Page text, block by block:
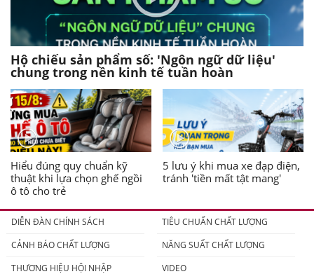
Hộ chiếu sản phẩm số: 'Ngôn ngữ dữ liệu'
chung trong nền kinh tế tuần hoàn
Hiểu đúng quy chuẩn kỹ
thuật khi lựa chọn ghế ngồi
ô tô cho trẻ
5 lưu ý khi mua xe đạp điện,
tránh 'tiền mất tật mang'
DIỄN ĐÀN CHÍNH SÁCH
TIÊU CHUẨN CHẤT LƯỢNG
CẢNH BÁO CHẤT LƯỢNG
NĂNG SUẤT CHẤT LƯỢNG
THƯƠNG HIỆU HỘI NHẬP
VIDEO